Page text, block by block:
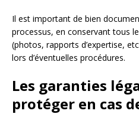
Il est important de bien
processus, en conservant tous
(photos, rapports d’expertise,
lors d’éventuelles procédures.
Les garanties
protéger en cas